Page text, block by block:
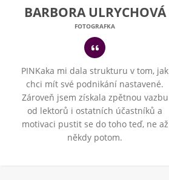
BARBORA ULRYCHOVÁ
FOTOGRAFKA
PINKaka mi dala strukturu v tom, jak
chci mít své podnikání nastavené.
Zároveň jsem získala zpětnou vazbu
od lektorů i ostatních účastníků a
motivaci pustit se do toho teď, ne až
někdy potom.